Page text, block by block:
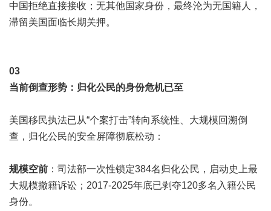
中国拒绝直接接收；无其他国家身份，最终沦为无国籍人，
滞留美国面临长期关押。
03
当前倒查形势：归化公民的身份危机已至
美国移民执法已从“个案打击”转向系统性、大规模回溯倒
查，归化公民的安全屏障彻底松动：
规模空前 ：司法部一次性锁定384名归化公民，启动史上最
大规模撤籍诉讼；2017-2025年底已剥夺120多名入籍公民
身份。